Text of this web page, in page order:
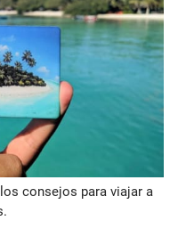
consejos para viajar a